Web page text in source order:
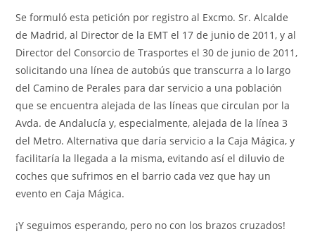
Se formuló esta petición por registro al Excmo. Sr. Alcalde
de Madrid, al Director de la EMT el 17 de junio de 2011, y al
Director del Consorcio de Trasportes el 30 de junio de 2011,
solicitando una líneade autobús que transcurra a lo largo
del Camino de Perales para dar servicio a una población
que se encuentra alejada de las líneas que circulan por la
Avda. de Andalucía y, especialmente, alejada de la línea 3
del Metro. Alternativa que daría servicio a la Caja Mágica, y
facilitaría la llegada a la misma, evitando así el diluvio de
coches que sufrimos en el barrio cada vez que hay un
evento en Caja Mágica.
¡Y seguimos esperando, pero no con los brazos cruzados!